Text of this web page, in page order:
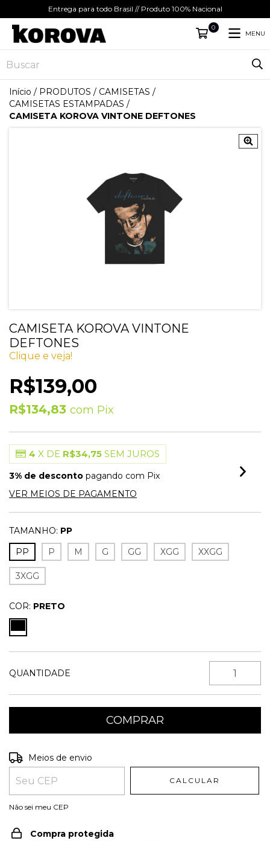
Entrega para todo Brasil // Produto 100% Nacional
0
MENU
Início / PRODUTOS / CAMISETAS /
CAMISETAS ESTAMPADAS /
CAMISETA KOROVA VINTONE DEFTONES
CAMISETA KOROVA VINTONE
DEFTONES
Clique e veja!
R$139,00
R$134,83 com Pix
4 X DE R$34,75 SEM JUROS
3% de desconto pagando com Pix
VER MEIOS DE PAGAMENTO
TAMANHO: PP
PP
P M G GG XGG XXGG
3XGG
COR: PRETO
QUANTIDADE
Entregas para o CEP:
Meios de envio
CALCULAR
Não sei meu CEP
Compra protegida